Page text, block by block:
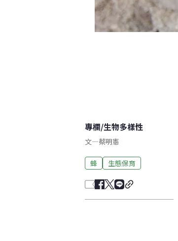
專欄/生物多樣性
文—蔡明憲
蜂 生態保育